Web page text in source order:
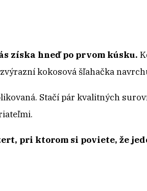
získa hneď po prvom kúsku.
kokosová šľahačka
Stačí pár kvalitných
pri ktorom si poviete, že